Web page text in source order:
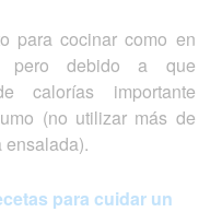
para cocinar como en
pero debido a que
calorías importante
(no utilizar más de
ensalada).
para cuidar un